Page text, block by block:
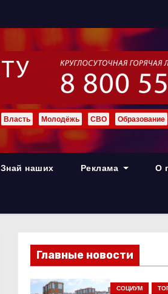
Власть Молодёжь СВО Образование
Знай наших Реклама О
Главные новости
СОЦИУМ